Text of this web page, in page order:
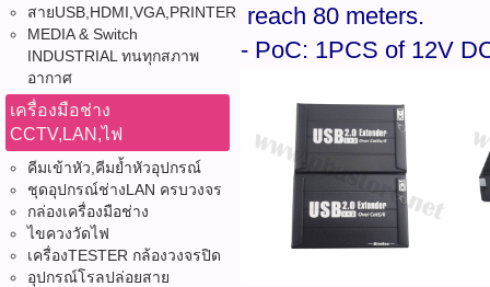
สายUSB,HDMI,VGA,PRINTER
MEDIA & Switch
INDUSTRIAL ทนทุกสภาพ
อากาศ
เครื่องมือช่าง
CCTV,LAN,ไฟ
คีมเข้าหัว,คีมย้ำหัวอุปกรณ์
ชุดอุปกรณ์ช่างLAN ครบวงจร
กล่องเครื่องมือช่าง
ไขควงวัดไฟ
เครื่องTESTER กล้องวงจรปิด
อุปกรณ์โรลปล่อยสาย
reach 80 meters.
- PoC: 1PCS of 12V